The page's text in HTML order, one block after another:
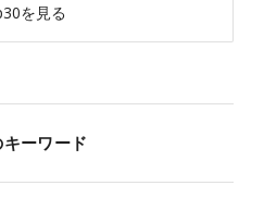
を見る
キーワード